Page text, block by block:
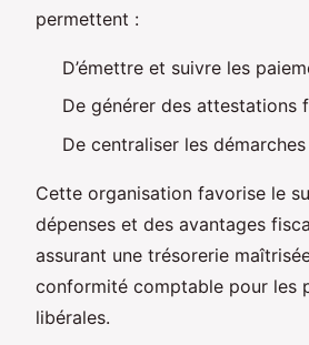
permettent :
D’émettre et suivre les
De générer des attestations
De centraliser les
Cette organisation favorise le
dépenses et des avantages
assurant une trésorerie
conformité comptable pour les
libérales.